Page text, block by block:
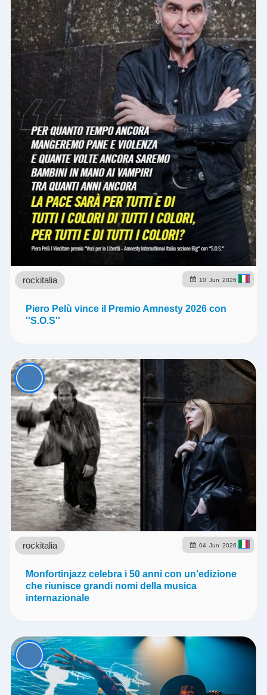
10 Jun 2026
rockitalia
Piero Pelù vince il Premio Amnesty 2026 con
''S.O.S''
04 Jun 2026
rockitalia
Monfortinjazz celebra i 50 anni con un’edizione
che riunisce grandi nomi della musica
internazionale